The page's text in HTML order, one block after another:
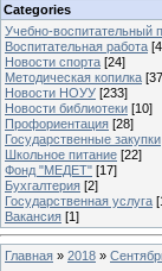
Categories
Учебно-воспитательный
Воспитательная работа
Новости спорта [24]
Методическая копилка
Новости НОУУ [233]
Новости библиотеки [10]
Профориентация [28]
Государственные закупки
Школьное питание [22]
Фонд "МЕДЕТ" [17]
Бухгалтерия [2]
Государственная услуга
Вакансия [1]
Главная » 2018 »